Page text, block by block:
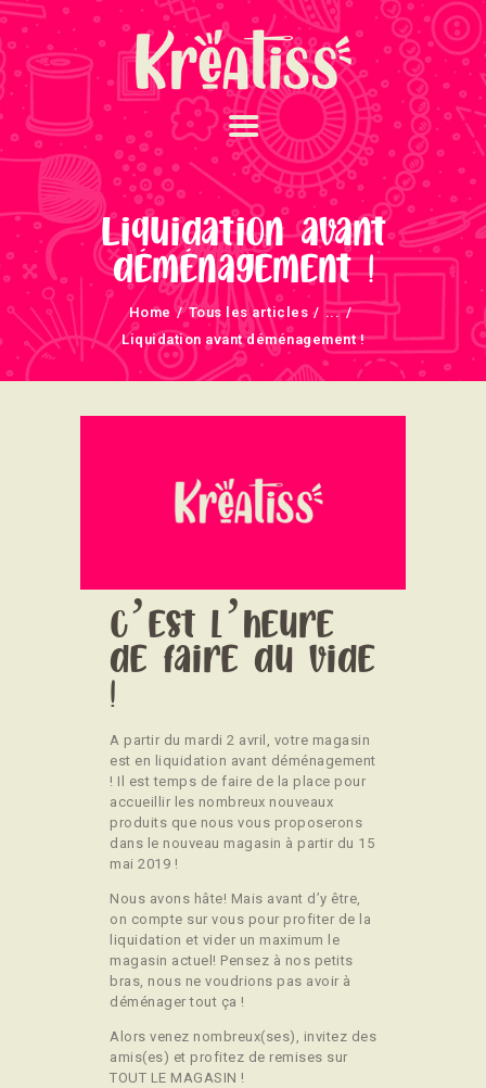
Liquidation avant
déménagement !
Home Tous les articles
...
Liquidation avant déménagement !
ACCUEIL
NOS UNIVERS
ARRIVAGES
ATELIERS ET
ÉVÈNEMENTS
INFOS ÉVÈNEMENTS
NEWSLETTERS
CONTACT
C’est l’heure
de faire du vide
!
A partir du mardi 2 avril, votre magasin
est en liquidation avant déménagement
! Il est temps de faire de la place pour
accueillir les nombreux nouveaux
produits que nous vous proposerons
dans le nouveau magasin à partir du 15
mai 2019 !
Nous avons hâte! Mais avant d’y être,
on compte sur vous pour profiter de la
liquidation et vider un maximum le
magasin actuel! Pensez à nos petits
bras, nous ne voudrions pas avoir à
déménager tout ça !
Alors venez nombreux(ses), invitez des
amis(es) et profitez de remises sur
TOUT LE MAGASIN !